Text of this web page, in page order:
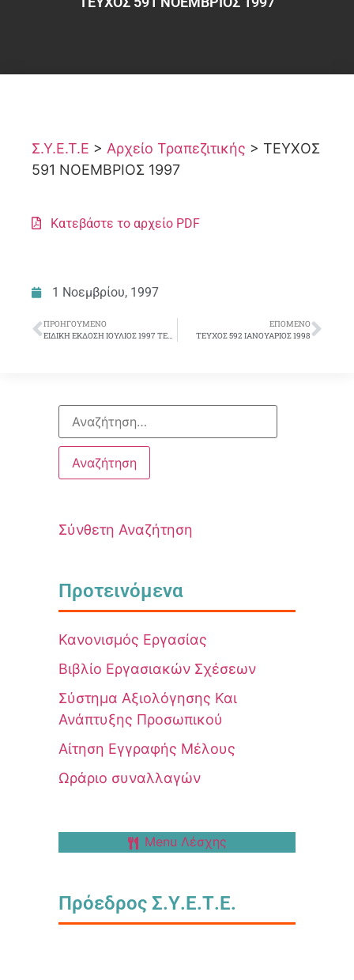
Σ.Υ.Ε.Τ.Ε > Αρχείο Τραπεζιτικής > ΤΕΥΧΟΣ
591 ΝΟΕΜΒΡΙΟΣ 1997
Κατεβάστε το αρχείο PDF
1 Νοεμβρίου, 1997
ΠΡΟΗΓΟΎΜΕΝΟ
ΕΙΔΙΚΗ ΕΚΔΟΣΗ ΙΟΥΛΙΟΣ 1997 ΤΕΤΡΑΔΙΟ ΚΟΙΝΩΝΙΚΗΣ ΑΣΦΑΛΙΣΗΣ
ΕΠΌΜΕΝΟ
ΤΕΥΧΟΣ 592 ΙΑΝΟΥΑΡΙΟΣ 1998
Σύνθετη Αναζήτηση
Προτεινόμενα
Κανονισμός Εργασίας
Βιβλίο Εργασιακών Σχέσεων
Σύστημα Αξιολόγησης Και
Ανάπτυξης Προσωπικού
Αίτηση Εγγραφής Μέλους
Ωράριο συναλλαγών
Menu Λέσχης
Πρόεδρος Σ.Υ.Ε.Τ.Ε.